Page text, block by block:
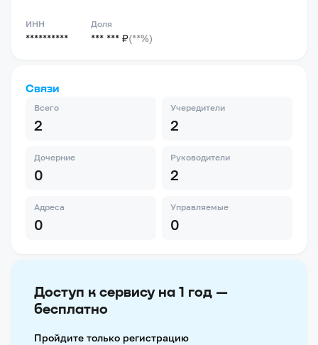
ИНН
**********
Доля
*** *** ₽(**%)
Связи
Всего
2
Учередители
2
Дочерние
0
Руководители
2
Адреса
0
Управляемые
0
Доступ к сервису на 1 год —
бесплатно
Пройдите только регистрацию